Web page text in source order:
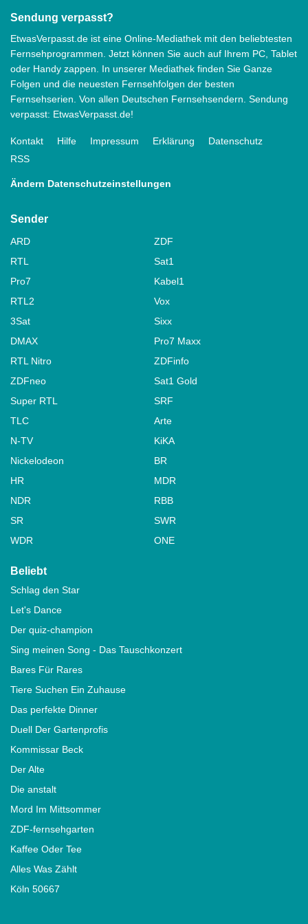
Sendung verpasst?
EtwasVerpasst.de ist eine Online-Mediathek mit den beliebtesten
Fernsehprogrammen. Jetzt können Sie auch auf Ihrem PC, Tablet
oder Handy zappen. In unserer Mediathek finden Sie Ganze
Folgen und die neuesten Fernsehfolgen der besten
Fernsehserien. Von allen Deutschen Fernsehsendern. Sendung
verpasst: EtwasVerpasst.de!
Kontakt Hilfe Impressum Erklärung
Datenschutz
RSS
Ändern Datenschutzeinstellungen
Sender
ARD
ZDF
RTL
Sat1
Pro7
Kabel1
RTL2
Vox
3Sat
Sixx
DMAX
Pro7 Maxx
RTL Nitro
ZDFinfo
ZDFneo
Sat1 Gold
Super RTL
SRF
TLC
Arte
N-TV
KiKA
Nickelodeon
BR
HR
MDR
NDR
RBB
SR
SWR
WDR
ONE
Beliebt
Schlag den Star
Let's Dance
Der quiz-champion
Sing meinen Song - Das Tauschkonzert
Bares Für Rares
Tiere Suchen Ein Zuhause
Das perfekte Dinner
Duell Der Gartenprofis
Kommissar Beck
Der Alte
Die anstalt
Mord Im Mittsommer
ZDF-fernsehgarten
Kaffee Oder Tee
Alles Was Zählt
Köln 50667